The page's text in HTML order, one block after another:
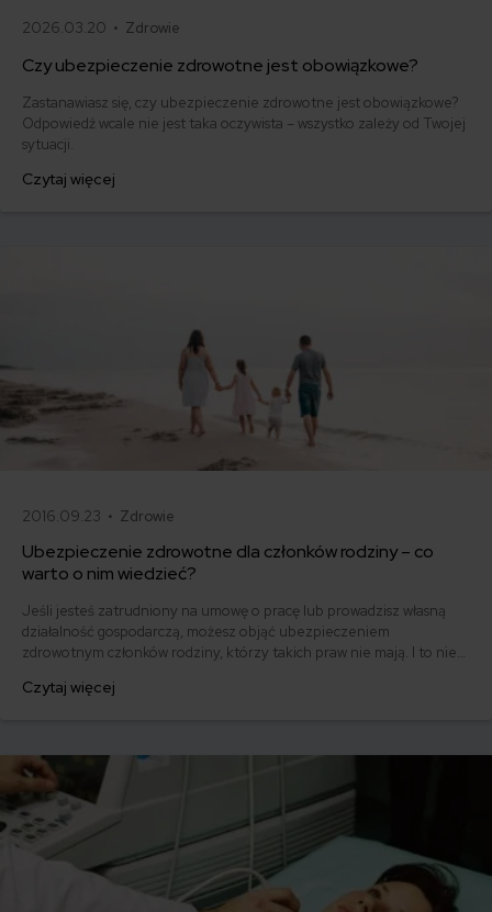
2026.03.20 • Zdrowie
Czy ubezpieczenie zdrowotne jest obowiązkowe?
Zastanawiasz się, czy ubezpieczenie zdrowotne jest obowiązkowe?
Odpowiedź wcale nie jest taka oczywista – wszystko zależy od Twojej
sytuacji.
Czytaj więcej
2016.09.23 • Zdrowie
Ubezpieczenie zdrowotne dla członków rodziny – co
warto o nim wiedzieć?
Jeśli jesteś zatrudniony na umowę o pracę lub prowadzisz własną
działalność gospodarczą, możesz objąć ubezpieczeniem
zdrowotnym członków rodziny, którzy takich praw nie mają. I to nie
dopełnić? Kiedy ubezpieczenie zdrowotne warto wesprzeć
Czytaj więcej